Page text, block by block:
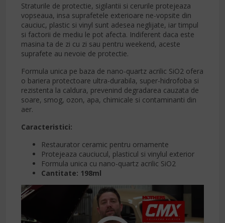
Straturile de protectie, sigilantii si cerurile protejeaza
vopseaua, insa suprafetele exterioare ne-vopsite din
cauciuc, plastic si vinyl sunt adesea neglijate, iar timpul
si factorii de mediu le pot afecta. Indiferent daca este
masina ta de zi cu zi sau pentru weekend, aceste
suprafete au nevoie de protectie.
Formula unica pe baza de nano-quartz acrilic SiO2 ofera
o bariera protectoare ultra-durabila, super-hidrofoba si
rezistenta la caldura, prevenind degradarea cauzata de
soare, smog, ozon, apa, chimicale si contaminanti din
aer.
Caracteristici:
Restaurator ceramic pentru ornamente
Protejeaza cauciucul, plasticul si vinylul exterior
Formula unica cu nano-quartz acrilic SiO2
Cantitate: 198ml